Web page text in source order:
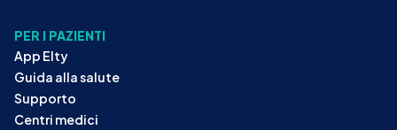
PER I PAZIENTI
App Elty
Guida alla salute
Supporto
Centri medici